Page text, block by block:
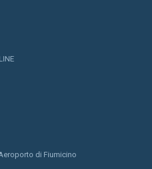
di Fiumicino